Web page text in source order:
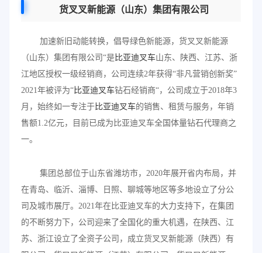
货叉叉新能源（山东）集团有限公司
加速新旧动能转换，倡导绿色新能源，货叉叉新能源
（山东）集团有限公司“是 比亚迪叉车山东、陕西、江苏、浙
江地区授权一级经销商，公司连续2年获得“非凡营销创新奖”
2021年被评为“ 比亚迪叉车钻石经销商“，公司成立于2018年3
月，始终如一专注于 比亚迪叉车的销售、租赁与服务，年销
售额1.2亿元，目前已成为比亚迪叉车全国体量钻石代理商之
一。
集团总部位于山东省潍坊市，2020年展开省内布局，并
在青岛、临沂、淄博、日照、聊城等地区等多地设立了分公
司及城市展厅。2021年在比亚迪叉车的大力支持下，在集团
的不断努力下，公司迎来了全国化的重大机遇，在陕西、江
苏、浙江设立了全资子公司，成立货叉叉新能源（陕西）有